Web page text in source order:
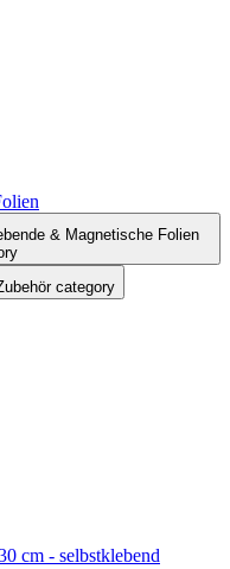
& Magnetische Folien
category
cm - selbstklebend